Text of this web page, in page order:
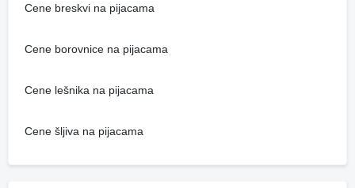
Cene breskvi na pijacama
Cene borovnice na pijacama
Cene lešnika na pijacama
Cene šljiva na pijacama